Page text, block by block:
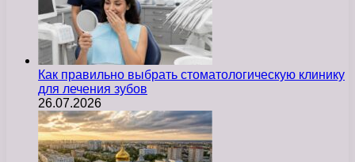
Как правильно выбрать стоматологическую клинику
для лечения зубов
26.07.2026